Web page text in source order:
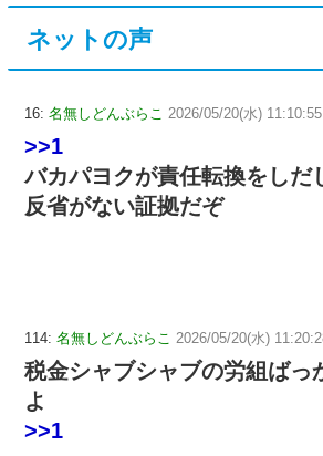
ネットの声
16: 名無しどんぶらこ 2026/05/20(水)
>>1
バカパヨクが責任転換をしだ
反省がない証拠だぞ
114: 名無しどんぶらこ 2026/05/20(水)
税金シャブシャブの労組ばっ
よ
>>1